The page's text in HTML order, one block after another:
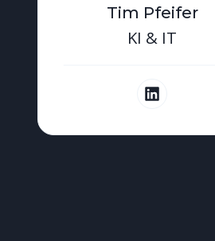
Tim Pfeifer
KI & IT